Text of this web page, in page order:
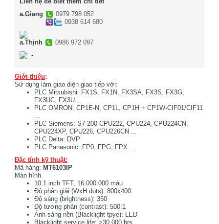
a.Giang
0979 798 052
0938 614 680
-
a.Thịnh
0986 972 097
-
Giới thiệu:
Sử dụng làm giao diện giao tiếp với:
PLC Mitsubishi: FX1S, FX1N, FX3SA, FX3S, FX3G,
FX3UC, FX3U ...
PLC OMRON: CP1E-N, CP1L, CP1H + CP1W-CIF01/CIF11
...
PLC Siemens: S7-200 CPU222, CPU224, CPU224CN,
CPU224XP, CPU226, CPU226CN ...
PLC Delta: DVP
PLC Panasonic: FP0, FPG, FPX ...
Đặc tính kỹ thuật:
Mã hàng: MT6103IP
Màn hình
10.1 inch TFT, 16.000.000 màu
Độ phân giải (WxH dots): 800x400
Độ sáng (brightness): 350
Độ tương phản (contrast): 500:1
Ánh sáng nền (Blacklight tpye): LED
Blacklight service life: >30.000 hrs